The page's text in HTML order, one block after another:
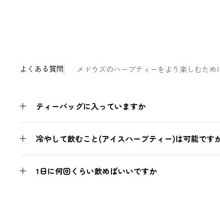
よくある質問 メドウズのハーブティーをより楽しむため
ティーバッグに入っていますか
冷やして飲むこと(アイスハーブティー)は可能です
1日に何回くらい飲めばいいですか